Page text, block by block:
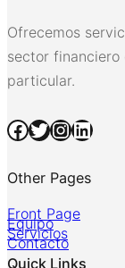
Ofrecemos
sector financiero
particular.
Facebook Twitter InstagramLinkedIn
Other Pages
Front Page
Equipo
Servicios
Contacto
Quick Links